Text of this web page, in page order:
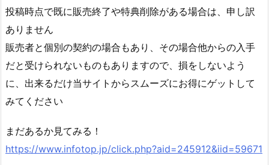
投稿時点で既に販売終了や特典削除がある場合は、申し訳
ありません
販売者と個別の契約の場合もあり、その場合他からの入手
だと受けられないものもありますので、損をしないよう
に、出来るだけ当サイトからスムーズにお得にゲットして
みてください
まだあるか見てみる！
https://www.infotop.jp/click.php?aid=245912&iid=59671